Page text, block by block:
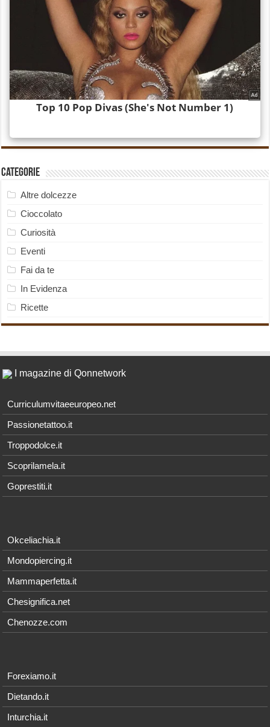
Categorie
Altre dolcezze
Cioccolato
Curiosità
Eventi
Fai da te
In Evidenza
Ricette
I magazine di Qonnetwork
Curriculumvitaeeuropeo.net
Passionetattoo.it
Troppodolce.it
Scoprilamela.it
Goprestiti.it
Okceliachia.it
Mondopiercing.it
Mammaperfetta.it
Chesignifica.net
Chenozze.com
Forexiamo.it
Dietando.it
Inturchia.it